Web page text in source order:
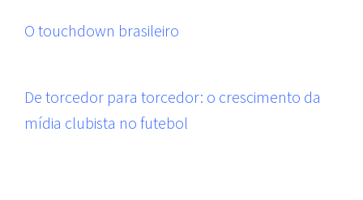
O touchdown brasileiro
De torcedor para torcedor: o crescimento da
mídia clubista no futebol